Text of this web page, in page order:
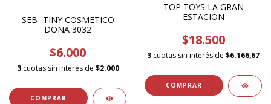
SEB- TINY COSMETICO
DONA 3032
$6.000
3 cuotas sin interés de $2.000
TOP TOYS LA GRAN
ESTACION
$18.500
3 cuotas sin interés de $6.166,67